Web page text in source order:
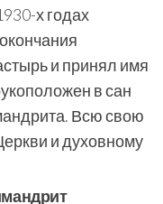
х годах
и принял имя
в сан
Всю свою
и духовному